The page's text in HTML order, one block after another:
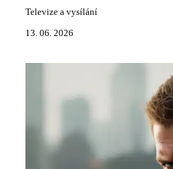
Televize a vysílání
13. 06. 2026